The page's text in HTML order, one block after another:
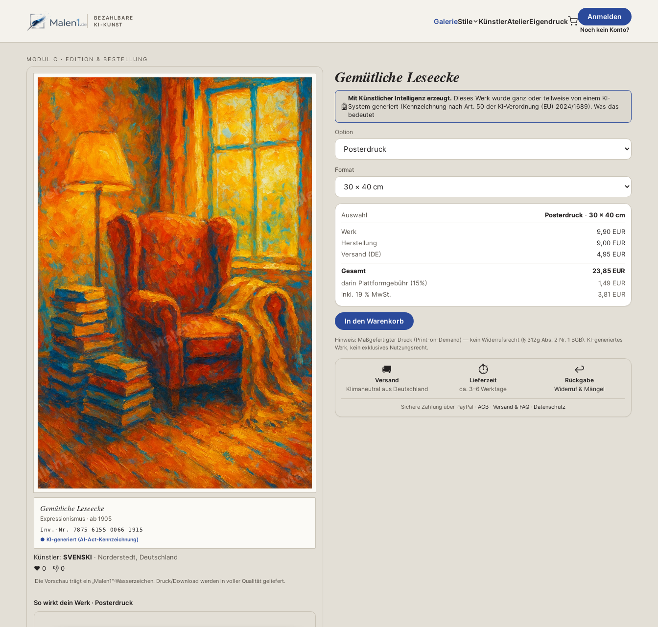
BEZAHLBARE
KI-KUNST
GalerieStile KünstlerAtelierEigendruck
Anmelden
Noch kein Konto?
MODUL C · EDITION & BESTELLUNG
Gemütliche Leseecke
Expressionismus · ab 1905
Inv.-Nr. 7875 6155 0066 1915
● KI-generiert (AI-Act-Kennzeichnung)
Künstler: SVENSKI · Norderstedt, Deutschland
❤ 0
👎 0
Die Vorschau trägt ein „Malen1"-Wasserzeichen. Druck/Download werden in voller Qualität geliefert.
So wirkt dein Werk · Posterdruck
Gemütliche Leseecke
🤖
Mit Künstlicher Intelligenz erzeugt. Dieses Werk wurde ganz oder teilweise von einem KI-
System generiert (Kennzeichnung nach Art. 50 der KI-Verordnung (EU) 2024/1689). Was das
bedeutet
Option
Format
Auswahl Posterdruck · 30 × 40 cm
Werk
9,90 EUR
Herstellung
9,00 EUR
Versand (DE)
4,95 EUR
Gesamt
23,85 EUR
darin Plattformgebühr (15%)
1,49 EUR
inkl. 19 % MwSt.
3,81 EUR
In den Warenkorb
Hinweis: Maßgefertigter Druck (Print-on-Demand) — kein Widerrufsrecht (§ 312g Abs. 2 Nr. 1 BGB). KI-generiertes
Werk, kein exklusives Nutzungsrecht.
🚚
Versand
Klimaneutral aus Deutschland
⏱️
Lieferzeit
ca. 3–6 Werktage
↩️
Rückgabe
Widerruf & Mängel
Sichere Zahlung über PayPal · AGB · Versand & FAQ · Datenschutz